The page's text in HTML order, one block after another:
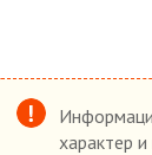
характер